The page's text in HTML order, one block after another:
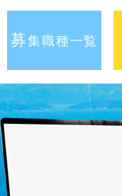
募集職種一覧